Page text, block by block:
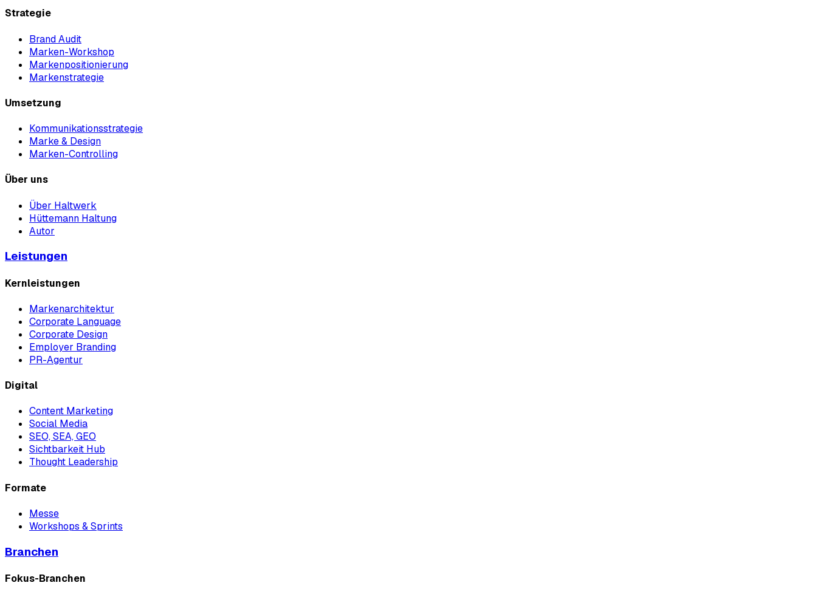
Strategie
Brand Audit
Marken-Workshop
Markenpositionierung
Markenstrategie
Umsetzung
Kommunikationsstrategie
Marke & Design
Marken-Controlling
Über uns
Über Haltwerk
Hüttemann Haltung
Autor
Leistungen
Kernleistungen
Markenarchitektur
Corporate Language
Corporate Design
Employer Branding
PR-Agentur
Digital
Content Marketing
Social Media
SEO, SEA, GEO
Sichtbarkeit Hub
Thought Leadership
Formate
Messe
Workshops & Sprints
Branchen
Fokus-Branchen